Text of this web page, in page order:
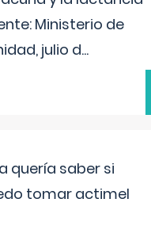
Ministerio de
julio d...
quería saber si
tomar actimel